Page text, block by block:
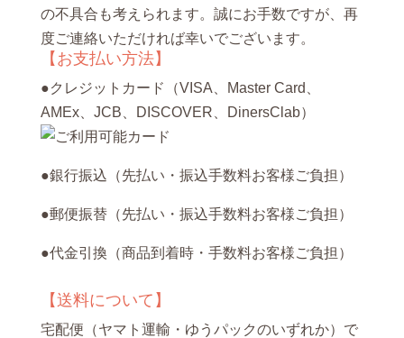
の不具合も考えられます。誠にお手数ですが、再
度ご連絡いただければ幸いでございます。
【お支払い方法】
●クレジットカード（VISA、Master Card、
AMEx、JCB、DISCOVER、DinersClab）
●銀行振込（先払い・振込手数料お客様ご負担）
●郵便振替（先払い・振込手数料お客様ご負担）
●代金引換（商品到着時・手数料お客様ご負担）
【送料について】
宅配便（ヤマト運輸・ゆうパックのいずれか）で